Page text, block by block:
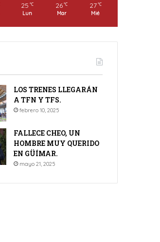
25 ℃
Lun
26 ℃
Mar
27 ℃
Mié
LOS TRENES LLEGARÁN
A TFN Y TFS.
febrero 10, 2025
FALLECE CHEO, UN
HOMBRE MUY QUERIDO
EN GÜÍMAR.
mayo 21, 2025